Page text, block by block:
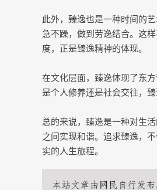
此外，臻逸也是一种时间的
急不躁，做到劳逸结合。这
度，正是臻逸精神的体现。
在文化层面，臻逸体现了东
是个人修养还是社会交往，
总的来说，臻逸是一种对生
之间实现和谐。追求臻逸，
实的人生旅程。